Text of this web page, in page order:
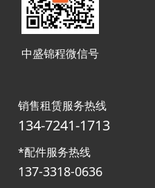
中盛锦程微信号
销售租赁服务热线
134-7241-1713
*配件服务热线
137-3318-0636